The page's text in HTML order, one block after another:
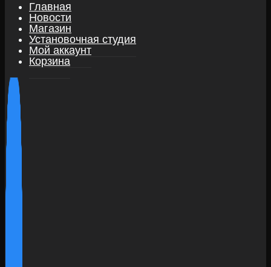
Главная
Новости
Магазин
Установочная студия
Мой аккаунт
Корзина